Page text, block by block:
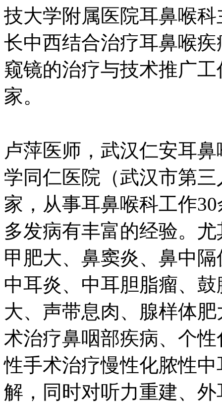
技大学附属医院耳鼻喉
长中西结合治疗耳鼻喉
窥镜的治疗与技术推广
家。
卢萍医师，武汉仁安耳
学同仁医院（武汉市第
家，从事耳鼻喉科工作
多发病有丰富的经验。
甲肥大、鼻窦炎、鼻中
中耳炎、中耳胆脂瘤、
大、声带息肉、腺样体
术治疗鼻咽部疾病、个
性手术治疗慢性化脓性
解，同时对听力重建、